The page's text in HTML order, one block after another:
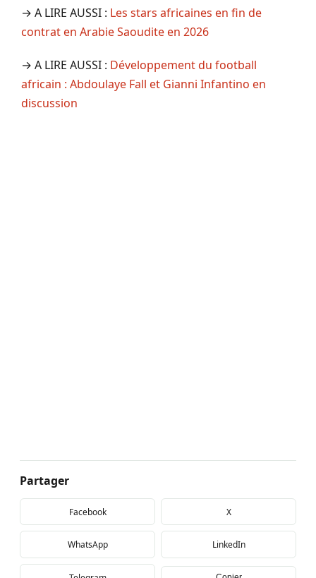
→ A LIRE AUSSI : Les stars africaines en fin de
contrat en Arabie Saoudite en 2026
→ A LIRE AUSSI : Développement du football
africain : Abdoulaye Fall et Gianni Infantino en
discussion
Partager
Facebook X
WhatsApp LinkedIn